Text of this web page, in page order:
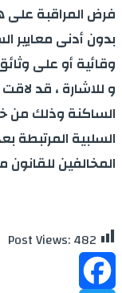
فرض المراقبة على
بدون أدنى معايير
وقائية أو على
و للاشارة ، قد
الساكنة وذلك من
السلبية المرتبطة
المخالفين للقانون
Post Views:482